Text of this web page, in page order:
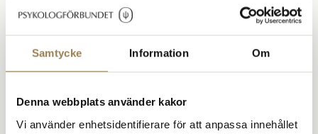
Samtycke Information Om
Denna webbplats använder kakor
Vi använder enhetsidentifierare för att anpassa innehållet
psykologer ska ha inflytande över sina egna arbetsuppgifter
ledas av en studierektor